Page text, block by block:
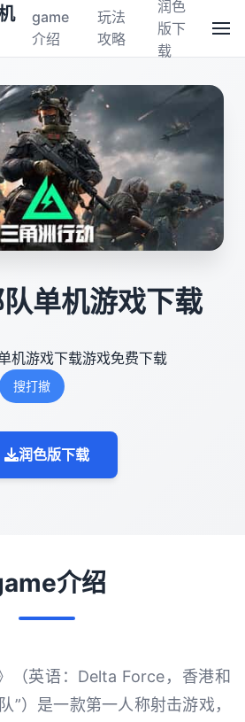
game
介绍
玩法
攻略
润色
版下
载
单机游戏下载
机游戏下载游戏免费下载
搜打撤
润色版下载
介绍
（英语：Delta Force，香港和
”）是一款第一人称射击游戏，